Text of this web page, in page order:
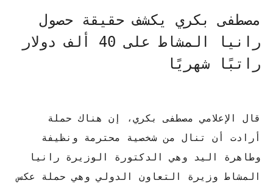
مصطفى بكري يكشف حقيقة حصول
رانيا المشاط على 40 ألف دولار
راتبًا شهريًا
قال الإعلامي مصطفى بكري، إن هناك حملة
أرادت أن تنال من شخصية محترمة ونظيفة
وطاهرة اليد وهي الدكتورة الوزيرة رانيا
المشاط وزيرة التعاون الدولي وهي حملة عكس